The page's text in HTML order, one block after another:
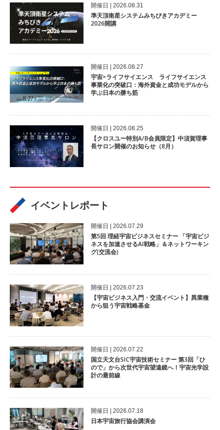
開催⽇ | 2026.08.31
準天頂衛星システムみちびきアカデミー
2026開講
開催⽇ | 2026.08.27
宇宙×ライフサイエンス ライフサイエンス
事業化の突破口：海外資金と成功モデルから
学ぶ日本の勝ち筋
開催⽇ | 2026.08.25
【クロスユー特別A/B会員限定】中須賀理事
長サロン開催のお知らせ（8月）
イベントレポート
開催⽇ | 2026.07.29
第5回 理経宇宙ビジネスセミナー 「宇宙ビジ
ネスを加速させるAI戦略」＆ネットワーキン
グ(交流会)
開催⽇ | 2026.07.23
【宇宙ビジネス入門・交流イベント】異業種
から狙う宇宙戦略基金
開催⽇ | 2026.07.22
国立天文台SIC宇宙技術セミナー 第3回「ひ
ので」から次世代宇宙望遠鏡へ！宇宙光学設
計の最前線
開催⽇ | 2026.07.18
日本宇宙旅行協会講演会